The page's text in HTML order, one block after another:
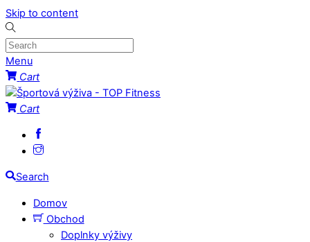
Skip to content
Menu
Cart
Cart
Search
Domov
Obchod
Doplnky výživy